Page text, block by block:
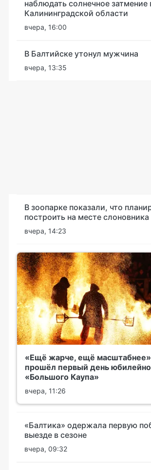
наблюдать солнечное затмение
Калининградской области
вчера, 16:00
В Балтийске утонул мужчина
вчера, 13:35
В зоопарке показали, что
построить на месте слоновника
вчера, 14:23
«Ещё жарче, ещё
прошёл первый день
«Большого Каупа»
вчера, 11:26
«Балтика» одержала первую
выезде в сезоне
вчера, 09:32